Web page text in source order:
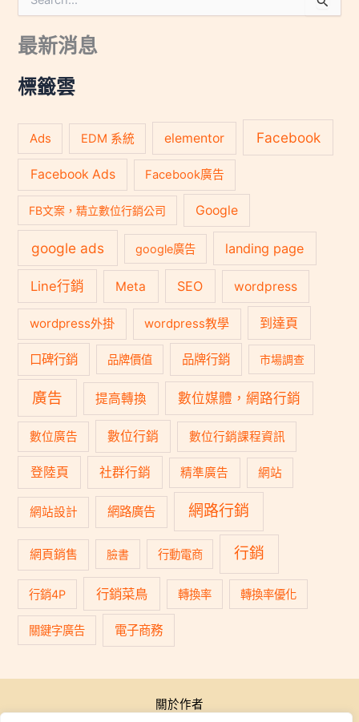
尋
鍵
:
最新消息
標籤雲
Ads EDM 系統 elementor Facebook
Facebook Ads Facebook廣告
FB文案，精立數位行銷公司 Google
google ads google廣告 landing page
Line行銷 Meta SEO wordpress
wordpress外掛 wordpress教學 到達頁
口碑行銷 品牌價值 品牌行銷 市場調查
廣告 提高轉換 數位媒體，網路行銷
數位廣告 數位行銷 數位行銷課程資訊
登陸頁 社群行銷 精準廣告 網站
網站設計 網路廣告 網路行銷
網頁銷售 臉書 行動電商 行銷
行銷4P 行銷菜鳥 轉換率 轉換率優化
關鍵字廣告 電子商務
關於作者